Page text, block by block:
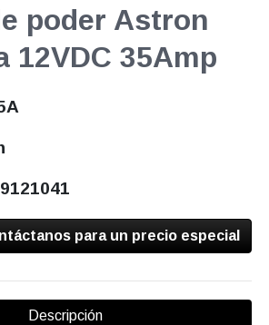
poder Astron
12VDC 35Amp
para un precio especial
Descripción